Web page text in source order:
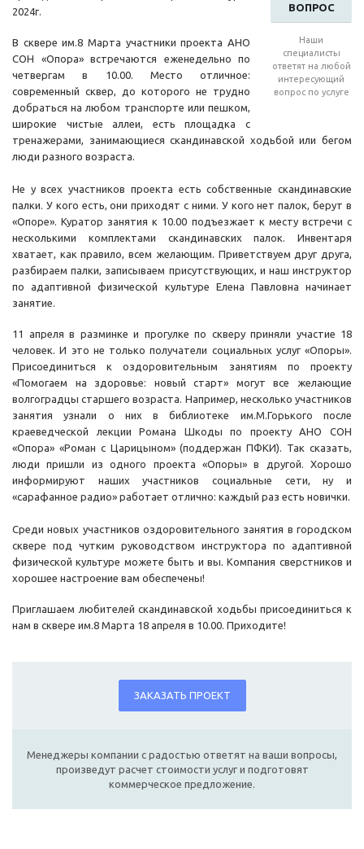
ВОПРОС
Наши
специалисты
ответят на любой
интересующий
вопрос по услуге
2024г.
В сквере им.8 Марта участники проекта АНО
СОН «Опора» встречаются еженедельно по
четвергам в 10.00. Место отличное:
современный сквер, до которого не трудно
добраться на любом транспорте или пешком,
широкие чистые аллеи, есть площадка с
тренажерами, занимающиеся скандинавской ходьбой или бегом
люди разного возраста.
Не у всех участников проекта есть собственные скандинавские
палки. У кого есть, они приходят с ними. У кого нет палок, берут в
«Опоре». Куратор занятия к 10.00 подъезжает к месту встречи с
несколькими комплектами скандинавских палок. Инвентаря
хватает, как правило, всем желающим. Приветствуем друг друга,
разбираем палки, записываем присутствующих, и наш инструктор
по адаптивной физической культуре Елена Павловна начинает
занятие.
11 апреля в разминке и прогулке по скверу приняли участие 18
человек. И это не только получатели социальных услуг «Опоры».
Присоединиться к оздоровительным занятиям по проекту
«Помогаем на здоровье: новый старт» могут все желающие
волгоградцы старшего возраста. Например, несколько участников
занятия узнали о них в библиотеке им.М.Горького после
краеведческой лекции Романа Шкоды по проекту АНО СОН
«Опора» «Роман с Царицыном» (поддержан ПФКИ). Так сказать,
люди пришли из одного проекта «Опоры» в другой. Хорошо
информируют наших участников социальные сети, ну и
«сарафанное радио» работает отлично: каждый раз есть новички.
Среди новых участников оздоровительного занятия в городском
сквере под чутким руководством инструктора по адаптивной
физической культуре можете быть и вы. Компания сверстников и
хорошее настроение вам обеспечены!
Приглашаем любителей скандинавской ходьбы присоединиться к
нам в сквере им.8 Марта 18 апреля в 10.00. Приходите!
ЗАКАЗАТЬ ПРОЕКТ
Менеджеры компании с радостью ответят на ваши вопросы,
произведут расчет стоимости услуг и подготовят
коммерческое предложение.